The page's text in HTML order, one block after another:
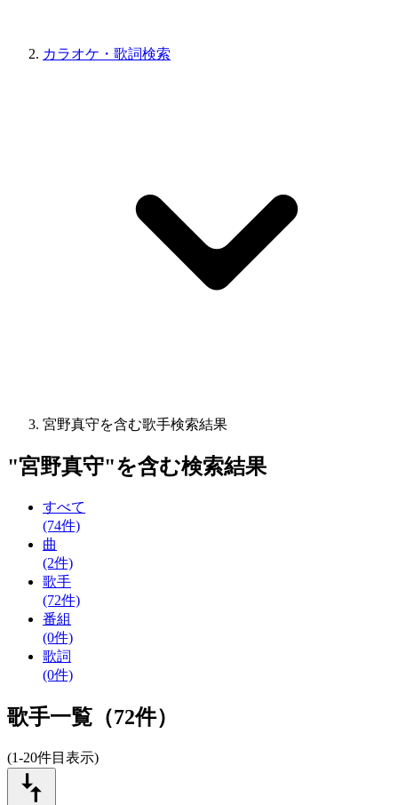
カラオケ・歌詞検索
宮野真守を含む歌手検索結果
"宮野真守"を含む検索結果
すべて
(74件)
曲
(2件)
歌手
(72件)
番組
(0件)
歌詞
(0件)
歌手一覧（72件）
(1-20件目表示)